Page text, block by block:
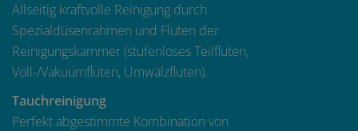
Allseitig kraftvolle Reinigung durch
Spezialdüsenrahmen und Fluten der
Reinigungskammer (stufenloses Teilfluten,
Voll-/Vakuumfluten, Umwälzfluten).
Tauchreinigung
Perfekt abgestimmte Kombination von